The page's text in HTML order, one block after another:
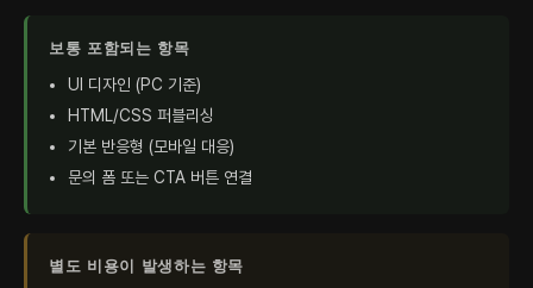
보통 포함되는 항목
UI 디자인 (PC 기준)
HTML/CSS 퍼블리싱
기본 반응형 (모바일 대응)
문의 폼 또는 CTA 버튼 연결
별도 비용이 발생하는 항목